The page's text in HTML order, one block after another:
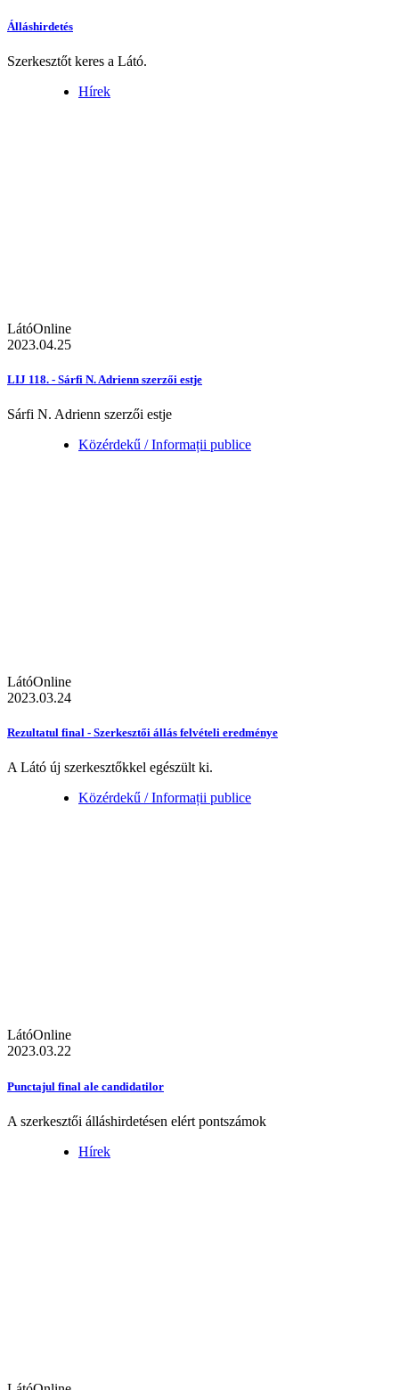
Álláshirdetés
Szerkesztőt keres a Látó.
Hírek
LátóOnline
2023.04.25
LIJ 118. - Sárfi N. Adrienn szerzői estje
Sárfi N. Adrienn szerzői estje
Közérdekű / Informații publice
LátóOnline
2023.03.24
Rezultatul final - Szerkesztői állás felvételi eredménye
A Látó új szerkesztőkkel egészült ki.
Közérdekű / Informații publice
LátóOnline
2023.03.22
Punctajul final ale candidatilor
A szerkesztői álláshirdetésen elért pontszámok
Hírek